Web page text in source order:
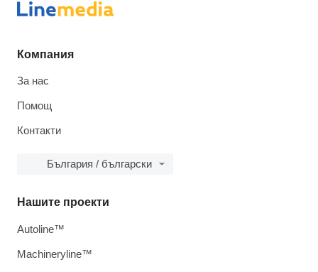
Компания
За нас
Помощ
Контакти
България / български
Нашите проекти
Autoline™
Machineryline™